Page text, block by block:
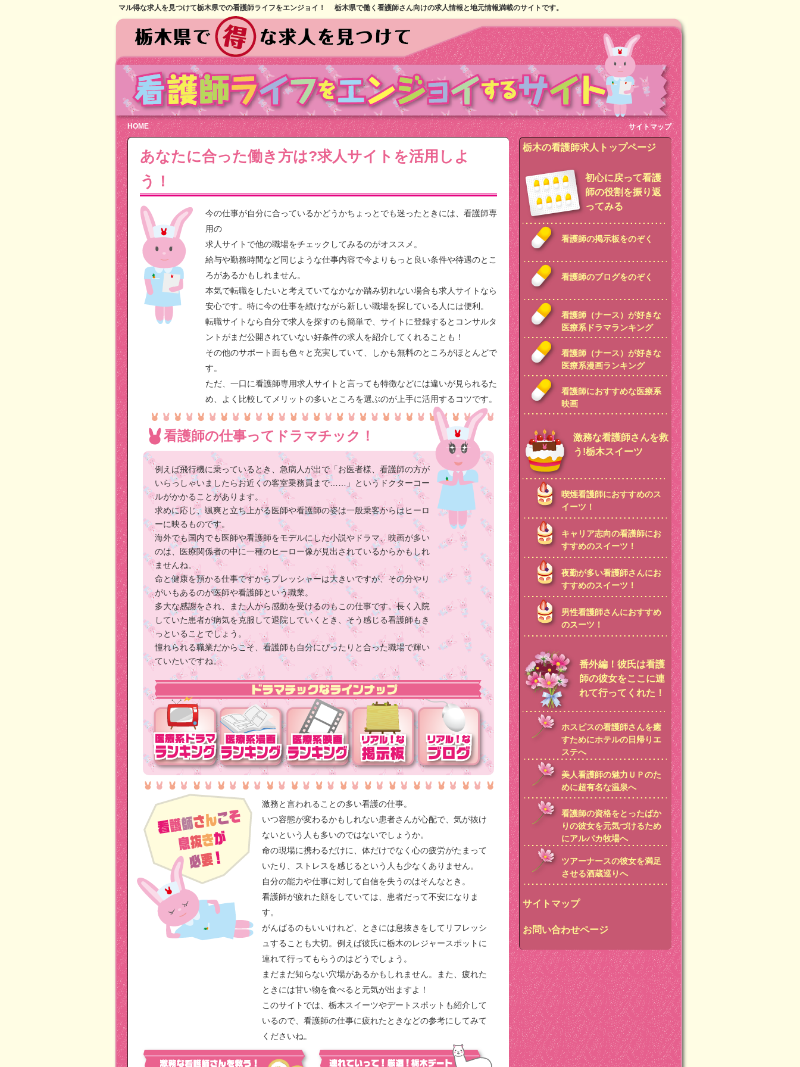
マル得な求人を見つけて栃木県での看護師ライフをエンジョイ！ 栃木県で働く看護師さん向けの求人情報と地元情報満載のサイトです。
HOME サイトマップ
あなたに合った働き方は?求人サイトを活用しよ
う！
今の仕事が自分に合っているかどうかちょっとでも迷ったときには、看護師専
用の
求人サイトで他の職場をチェックしてみるのがオススメ。
給与や勤務時間など同じような仕事内容で今よりもっと良い条件や待遇のとこ
ろがあるかもしれません。
本気で転職をしたいと考えていてなかなか踏み切れない場合も求人サイトなら
安心です。特に今の仕事を続けながら新しい職場を探している人には便利。
転職サイトなら自分で求人を探すのも簡単で、サイトに登録するとコンサルタ
ントがまだ公開されていない好条件の求人を紹介してくれることも！
その他のサポート面も色々と充実していて、しかも無料のところがほとんどで
す。
ただ、一口に看護師専用求人サイトと言っても特徴などには違いが見られるた
め、よく比較してメリットの多いところを選ぶのが上手に活用するコツです。
看護師の仕事ってドラマチック！
例えば飛行機に乗っているとき、急病人が出で「お医者様、看護師の方が
いらっしゃいましたらお近くの客室乗務員まで……」というドクターコー
ルがかかることがあります。
求めに応じ、颯爽と立ち上がる医師や看護師の姿は一般乗客からはヒーロ
ーに映るものです。
海外でも国内でも医師や看護師をモデルにした小説やドラマ、映画が多い
のは、医療関係者の中に一種のヒーロー像が見出されているからかもしれ
ませんね。
命と健康を預かる仕事ですからプレッシャーは大きいですが、その分やり
がいもあるのが医師や看護師という職業。
多大な感謝をされ、また人から感動を受けるのもこの仕事です。長く入院
していた患者が病気を克服して退院していくとき、そう感じる看護師もき
っといることでしょう。
憧れられる職業だからこそ、看護師も自分にぴったりと合った職場で輝い
ていたいですね。
激務と言われることの多い看護の仕事。
いつ容態が変わるかもしれない患者さんが心配で、気が抜け
ないという人も多いのではないでしょうか。
命の現場に携わるだけに、体だけでなく心の疲労がたまって
いたり、ストレスを感じるという人も少なくありません。
自分の能力や仕事に対して自信を失うのはそんなとき。
看護師が疲れた顔をしていては、患者だって不安になりま
す。
がんばるのもいいけれど、ときには息抜きをしてリフレッシ
ュすることも大切。例えば彼氏に栃木のレジャースポットに
連れて行ってもらうのはどうでしょう。
まだまだ知らない穴場があるかもしれません。また、疲れた
ときには甘い物を食べると元気が出ますよ！
このサイトでは、栃木スイーツやデートスポットも紹介して
いるので、看護師の仕事に疲れたときなどの参考にしてみて
くださいね。
栃木の看護師求人トップページ
初心に戻って看護
師の役割を振り返
ってみる
看護師の掲示板をのぞく
看護師のブログをのぞく
看護師（ナース）が好きな
医療系ドラマランキング
看護師（ナース）が好きな
医療系漫画ランキング
看護師におすすめな医療系
映画
激務な看護師さんを救
う!栃木スイーツ
喫煙看護師におすすめのス
イーツ！
キャリア志向の看護師にお
すすめのスイーツ！
夜勤が多い看護師さんにお
すすめのスイーツ！
男性看護師さんにおすすめ
のスーツ！
番外編！彼氏は看護
師の彼女をここに連
れて行ってくれた！
ホスピスの看護師さんを癒
すためにホテルの日帰りエ
ステへ
美人看護師の魅力ＵＰのた
めに超有名な温泉へ
看護師の資格をとったばか
りの彼女を元気づけるため
にアルパカ牧場へ
ツアーナースの彼女を満足
させる酒蔵巡りへ
サイトマップ
お問い合わせページ